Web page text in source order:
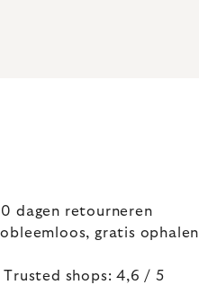
dagen retourneren
gratis ophalen
Trusted shops: 4,6 / 5